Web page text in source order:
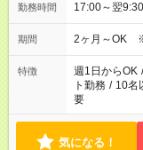
勤務時間 17:00～翌
期間 2ヶ月～OK ※
特徴 週1日からOK /
ト勤務 / 10名
要
気になる！